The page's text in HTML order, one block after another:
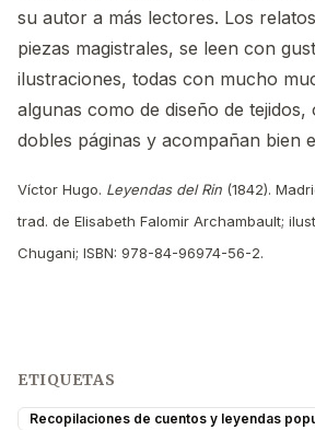
su autor a más lectores. Los
piezas magistrales, se leen con
ilustraciones, todas con mucho
algunas como de diseño de
dobles páginas y acompañan bien
Víctor Hugo. Leyendas del Rin (1842).
trad. de Elisabeth Falomir Archambault;
Chugani; ISBN: 978-84-96974-56-2.
ETIQUETAS
Recopilaciones de cuentos y leyendas